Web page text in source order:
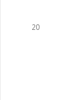
20